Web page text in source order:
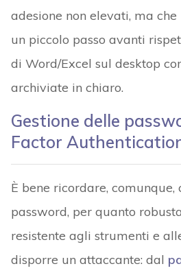
adesione non elevati, ma
un piccolo passo avanti
di Word/Excel sul desktop
archiviate in chiaro.
Gestione delle
Factor
È bene ricordare, comunque,
password, per quanto
resistente agli strumenti e
disporre un attaccante: dal